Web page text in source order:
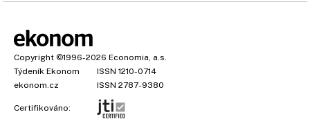
Copyright ©1996-2026 Economia, a.s.
Týdeník Ekonom
ISSN 1210-0714
ekonom.cz
ISSN 2787-9380
Certifikováno: